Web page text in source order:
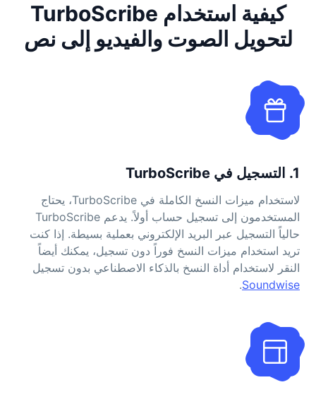
كيفية استخدام TurboScribe
لتحويل الصوت والفيديو إلى نص
1. التسجيل في TurboScribe
لاستخدام ميزات النسخ الكاملة في TurboScribe، يحتاج
المستخدمون إلى تسجيل حساب أولاً. يدعم TurboScribe
حالياً التسجيل عبر البريد الإلكتروني بعملية بسيطة. إذا كنت
تريد استخدام ميزات النسخ فوراً دون تسجيل، يمكنك أيضاً
النقر لاستخدام أداة النسخ بالذكاء الاصطناعي بدون تسجيل
Soundwise
.